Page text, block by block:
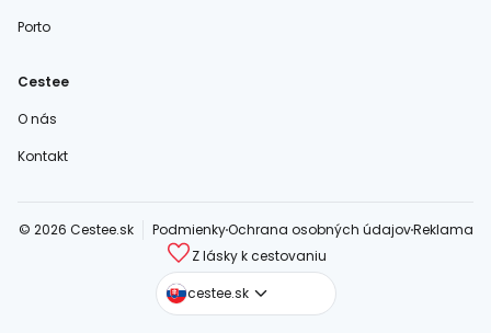
Porto
Cestee
O nás
Kontakt
© 2026 Cestee.sk PodmienkyOchrana osobných údajovReklama
Z lásky k cestovaniu
cestee.sk
cestee.com
cestee.pl